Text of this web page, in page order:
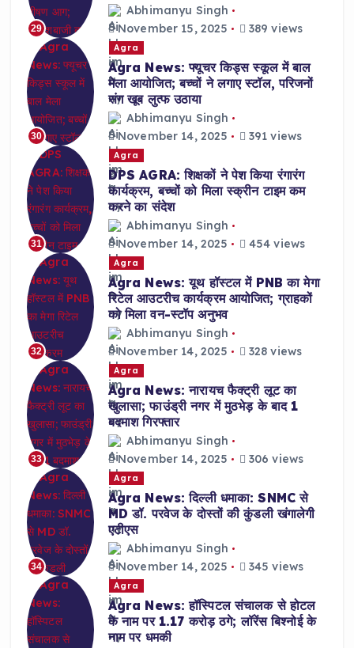
29
Abhimanyu Singh
November 15, 2025
389 views
30
Agra
Agra News: फ्यूचर किड्स स्कूल में बाल
मेला आयोजित; बच्चों ने लगाए स्टॉल, परिजनों
संग खूब लुत्फ उठाया
Abhimanyu Singh
November 14, 2025
391 views
31
Agra
DPS AGRA: शिक्षकों ने पेश किया रंगारंग
कार्यक्रम, बच्चों को मिला स्क्रीन टाइम कम
करने का संदेश
Abhimanyu Singh
November 14, 2025
454 views
32
Agra
Agra News: यूथ हॉस्टल में PNB का मेगा
रिटेल आउटरीच कार्यक्रम आयोजित; ग्राहकों
को मिला वन-स्टॉप अनुभव
Abhimanyu Singh
November 14, 2025
328 views
33
Agra
Agra News: नारायच फैक्ट्री लूट का
खुलासा; फाउंड्री नगर में मुठभेड़ के बाद 1
बदमाश गिरफ्तार
Abhimanyu Singh
November 14, 2025
306 views
34
Agra
Agra News: दिल्ली धमाका: SNMC से
MD डॉ. परवेज के दोस्तों की कुंडली खंगालेगी
एटीएस
Abhimanyu Singh
November 14, 2025
345 views
Agra
Agra News: हॉस्पिटल संचालक से होटल
के नाम पर 1.17 करोड़ ठगे; लॉरेंस बिश्नोई के
नाम पर धमकी